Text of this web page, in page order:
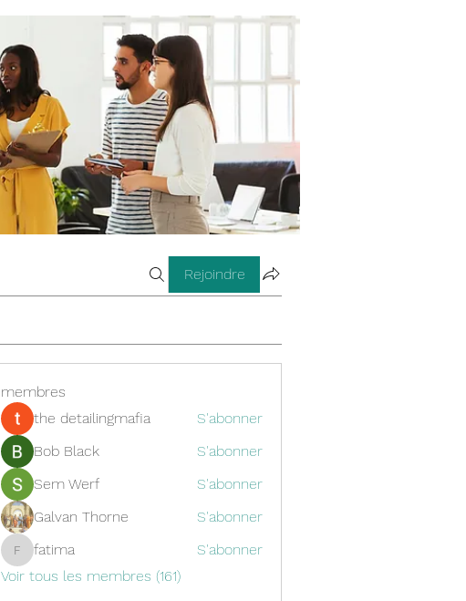
Rejoindre
membres
the detailingmafia
S'abonner
Bob Black
S'abonner
Sem Werf
S'abonner
Galvan Thorne
S'abonner
fatima
fatima
S'abonner
Voir tous les membres (161)